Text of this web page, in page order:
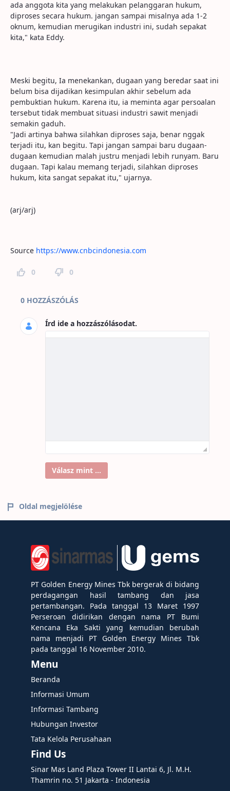
ada anggota kita yang melakukan pelanggaran hukum,
diproses secara hukum. jangan sampai misalnya ada 1-2
oknum, kemudian merugikan industri ini, sudah sepakat
kita," kata Eddy.
Meski begitu, Ia menekankan, dugaan yang beredar saat ini
belum bisa dijadikan kesimpulan akhir sebelum ada
pembuktian hukum. Karena itu, ia meminta agar persoalan
tersebut tidak membuat situasi industri sawit menjadi
semakin gaduh.
"Jadi artinya bahwa silahkan diproses saja, benar nggak
terjadi itu, kan begitu. Tapi jangan sampai baru dugaan-
dugaan kemudian malah justru menjadi lebih runyam. Baru
dugaan. Tapi kalau memang terjadi, silahkan diproses
hukum, kita sangat sepakat itu," ujarnya.
(arj/arj)
Source https://www.cnbcindonesia.com
0 0
Hozzászólások az oldalhoz
0 HOZZÁSZÓLÁS
Írd ide a hozzászólásodat.
Válasz mint ...
Oldal megjelölése
PT Golden Energy Mines Tbk bergerak di bidang
perdagangan hasil tambang dan jasa
pertambangan. Pada tanggal 13 Maret 1997
Perseroan didirikan dengan nama PT Bumi
Kencana Eka Sakti yang kemudian berubah
nama menjadi PT Golden Energy Mines Tbk
pada tanggal 16 November 2010.
Menu
Beranda
Informasi Umum
Informasi Tambang
Hubungan Investor
Tata Kelola Perusahaan
Find Us
Sinar Mas Land Plaza Tower II Lantai 6, Jl. M.H.
Thamrin no. 51 Jakarta - Indonesia